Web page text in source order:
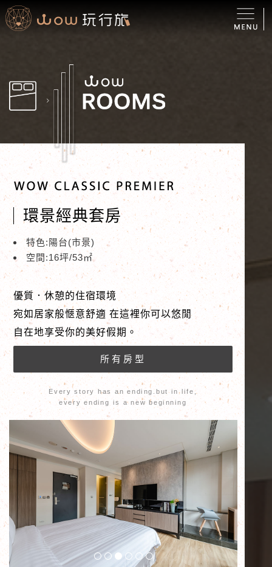
環景經典套房
特色:陽台(市景)
空間:16坪/53㎡
優質．休憩的住宿環境
宛如居家般愜意舒適 在這裡你可以悠閒
自在地享受你的美好假期。
Every story has an ending.but in life,
every ending is a new beginning